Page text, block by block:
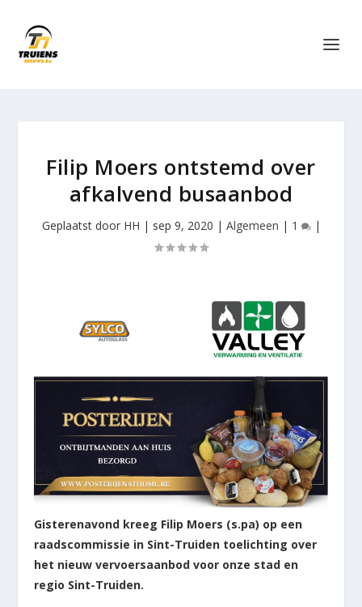
Filip Moers ontstemd over
afkalvend busaanbod
Geplaatst door HH | sep 9, 2020 | Algemeen | 1 |
Gisterenavond kreeg Filip Moers (s.pa) op een
raadscommissie in Sint-Truiden toelichting over
het nieuw vervoersaanbod voor onze stad en
regio Sint-Truiden.